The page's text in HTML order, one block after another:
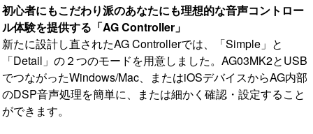
初心者にもこだわり派のあなたにも理想的な音声コントロー
ル体験を提供する「AG Controller」
新たに設計し直されたAG Controllerでは、「Simple」と
「Detail」の２つのモードを用意しました。AG03MK2とUSB
でつながったWindows/Mac、またはiOSデバイスからAG内部
のDSP音声処理を簡単に、または細かく確認・設定すること
ができます。